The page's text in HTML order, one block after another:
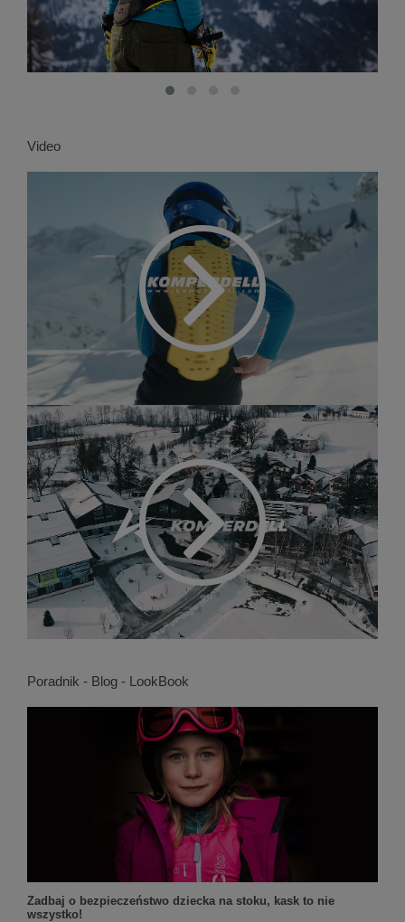
Video
Poradnik - Blog - LookBook
Zadbaj o bezpieczeństwo dziecka na stoku, kask to nie
wszystko!